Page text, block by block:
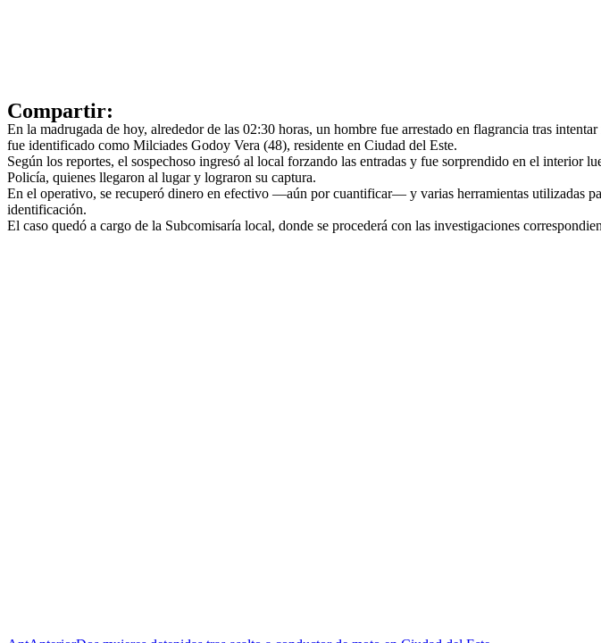
Compartir:
En la madrugada de hoy, alrededor de las 02:30 horas, un hombre fue arrestado en flagrancia tras
fue identificado como Milciades Godoy Vera (48), residente en Ciudad del Este.
Según los reportes, el sospechoso ingresó al local forzando las entradas y fue sorprendido en el interior
Policía, quienes llegaron al lugar y lograron su captura.
En el operativo, se recuperó dinero en efectivo —aún por cuantificar— y varias herramientas utilizadas
identificación.
El caso quedó a cargo de la Subcomisaría local, donde se procederá con las investigaciones